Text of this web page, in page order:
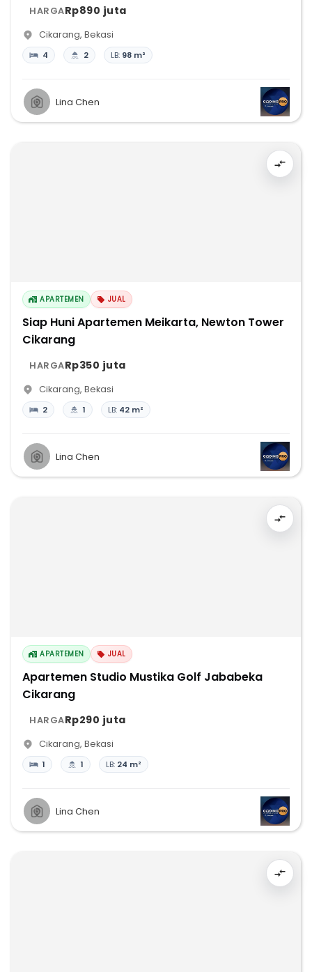
HARGARp890 juta
Cikarang, Bekasi
4 2 LB: 98 m²
Lina Chen
APARTEMEN JUAL
Siap Huni Apartemen Meikarta, Newton Tower
Cikarang
HARGARp350 juta
Cikarang, Bekasi
2 1 LB: 42 m²
Lina Chen
APARTEMEN JUAL
Apartemen Studio Mustika Golf Jababeka
Cikarang
HARGARp290 juta
Cikarang, Bekasi
1 1 LB: 24 m²
Lina Chen